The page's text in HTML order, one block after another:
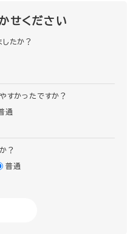
せください
たか？
すかったですか？
通
？
普通